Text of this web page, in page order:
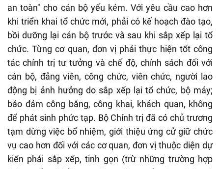
an toàn" cho cán bộ yếu kém. Với yêu cầu cao hơn
khi triển khai tổ chức mới, phải có kế hoạch đào tạo,
bồi dưỡng lại cán bộ trước và sau khi sắp xếp lại tổ
chức. Từng cơ quan, đơn vị phải thực hiện tốt công
tác chính trị tư tưởng và chế độ, chính sách đối với
cán bộ, đảng viên, công chức, viên chức, người lao
động bị ảnh hưởng do sắp xếp lại tổ chức, bộ máy;
bảo đảm công bằng, công khai, khách quan, không
để phát sinh phức tạp. Bộ Chính trị đã có chủ trương
tạm dừng việc bổ nhiệm, giới thiệu ứng cử giữ chức
vụ cao hơn đối với các cơ quan, đơn vị thuộc diện dự
kiến phải sắp xếp, tinh gọn (trừ những trường hợp